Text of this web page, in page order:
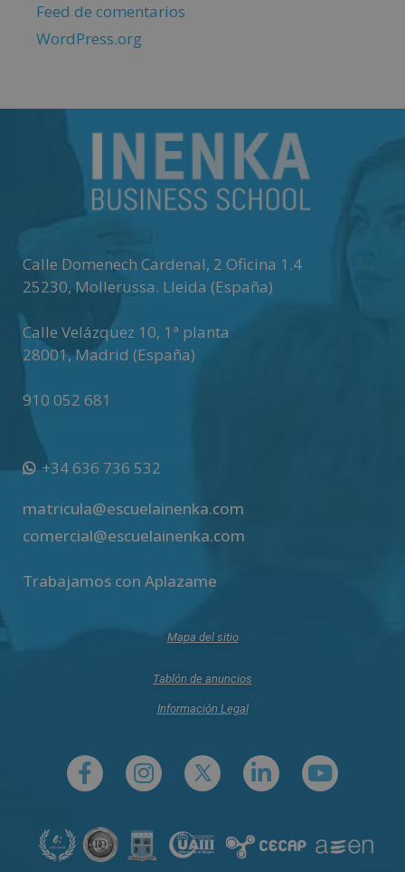
Feed de comentarios
WordPress.org
Calle Domenech Cardenal, 2 Oficina 1.4
25230, Mollerussa. Lleida (España)
Calle Velázquez 10, 1ª planta
28001,Madrid (España)
910 052 681
+34 636 736 532
matricula@escuelainenka.com
comercial@escuelainenka.com
Trabajamos con Aplazame
Mapa del sitio
Tablón de anuncios
Información Legal